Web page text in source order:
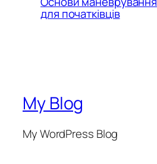
для початківців
My Blog
My WordPress Blog